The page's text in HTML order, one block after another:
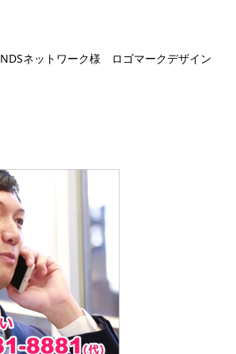
NDSネットワーク様 ロゴマークデザイン